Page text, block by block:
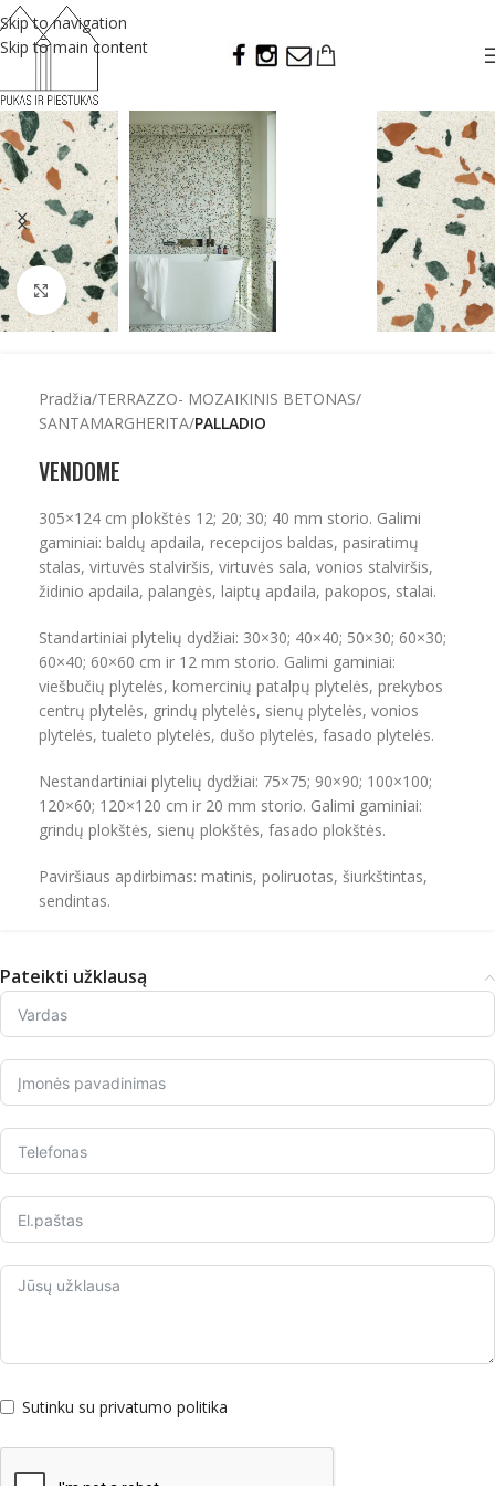
Skip to navigation
Skip to main content
Click to enlarge
Pradžia TERRAZZO- MOZAIKINIS BETONAS
SANTAMARGHERITA PALLADIO
VENDOME
305×124 cm plokštės 12; 20; 30; 40 mm storio. Galimi
gaminiai: baldų apdaila, recepcijos baldas, pasiratimų
stalas, virtuvės stalviršis, virtuvės sala, vonios stalviršis,
židinio apdaila, palangės, laiptų apdaila, pakopos, stalai.
Standartiniai plytelių dydžiai: 30×30; 40×40; 50×30; 60×30;
60×40; 60×60 cm ir 12 mm storio. Galimi gaminiai:
viešbučių plytelės, komercinių patalpų plytelės, prekybos
centrų plytelės, grindų plytelės, sienų plytelės, vonios
plytelės, tualeto plytelės, dušo plytelės, fasado plytelės.
Nestandartiniai plytelių dydžiai: 75×75; 90×90; 100×100;
120×60; 120×120 cm ir 20 mm storio. Galimi gaminiai:
grindų plokštės, sienų plokštės, fasado plokštės.
Paviršiaus apdirbimas: matinis, poliruotas, šiurkštintas,
sendintas.
Pateikti užklausą
Sutinku su privatumo politika